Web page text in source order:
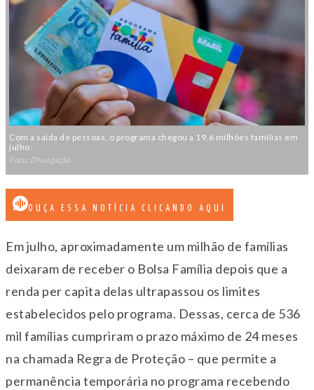
Com a saída de pessoas, o programa chegou a 19,6 milhões famílias em
julho.
Foto: Divulgação
OUÇA ESSA NOTÍCIA CLICANDO AQUI
Em julho, aproximadamente um milhão de famílias
deixaram de receber o Bolsa Família depois que a
renda per capita delas ultrapassou os limites
estabelecidos pelo programa. Dessas, cerca de 536
mil famílias cumpriram o prazo máximo de 24 meses
na chamada Regra de Proteção – que permite a
permanência temporária no programa recebendo